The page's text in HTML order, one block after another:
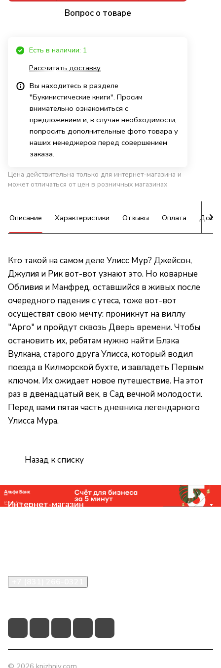
Вопрос о товаре
Есть в наличии: 1
Рассчитать доставку
Вы находитесь в разделе
"Букинистические книги". Просим
внимательно ознакомиться с
предложением и, в случае необходимости,
попросить дополнительные фото товара у
наших менеджеров перед совершением
заказа.
Цена действительна только для интернет-магазина и
может отличаться от цен в розничных магазинах
Описание Характеристики Отзывы Оплата
Кто такой на самом деле Улисс Мур? Джейсон,
Джулия и Рик вот-вот узнают это. Но коварные
Обливия и Манфред, оставшийся в живых после
очередного падения с утеса, тоже вот-вот
осуществят свою мечту: проникнут на виллу
"Арго" и пройдут сквозь Дверь времени. Чтобы
остановить их, ребятам нужно найти Блэка
Вулкана, старого друга Улисса, который водил
поезда в Килморской бухте, и завладеть Первым
ключом. Их ожидает новое путешествие. На этот
раз в двенадцатый век, в Сад вечной молодости.
Перед вами пятая часть дневника легендарного
Улисса Мура.
Назад к списку
Интернет-магазин
© 2026 knizhniy.com